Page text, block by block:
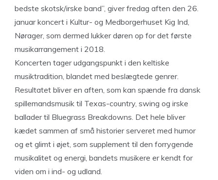
bedste skotsk/irske band”, giver fredag aften den 26.
januar koncert i Kultur- og Medborgerhuset Kig Ind,
Nørager, som dermed lukker døren op for det første
musikarrangement i 2018.
Koncerten tager udgangspunkt i den keltiske
musiktradition, blandet med beslægtede genrer.
Resultatet bliver en aften, som kan spænde fra dansk
spillemandsmusik til Texas-country, swing og irske
ballader til Bluegrass Breakdowns. Det hele bliver
kædet sammen af små historier serveret med humor
og et glimt i øjet, som supplement til den forrygende
musikalitet og energi, bandets musikere er kendt for
viden om i ind- og udland.